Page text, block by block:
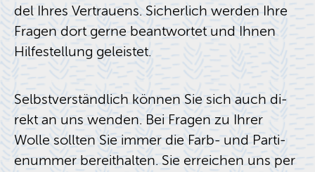
del Ihres Ver­trau­ens. Si­cher­lich wer­den Ihre
Fra­gen dort gerne be­ant­wor­tet und Ihnen
Hil­fe­stel­lung ge­leis­tet.
Selbst­ver­ständ­lich kön­nen Sie sich auch di­
rekt an uns wen­den. Bei Fra­gen zu Ihrer
Wolle soll­ten Sie immer die Farb- und Par­ti­
enum­mer be­reit­hal­ten. Sie er­rei­chen uns per